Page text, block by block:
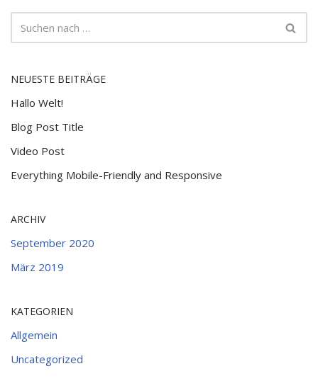
NEUESTE BEITRÄGE
Hallo Welt!
Blog Post Title
Video Post
Everything Mobile-Friendly and Responsive
ARCHIV
September 2020
März 2019
KATEGORIEN
Allgemein
Uncategorized